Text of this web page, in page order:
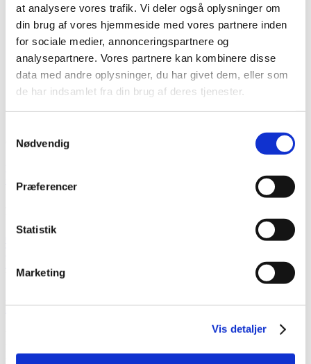
at analysere vores trafik. Vi deler også oplysninger om
din brug af vores hjemmeside med vores partnere inden
for sociale medier, annonceringspartnere og
analysepartnere. Vores partnere kan kombinere disse
data med andre oplysninger, du har givet dem, eller som
de har indsamlet fra din brug af deres tjenester.
Nødvendig
Præferencer
Statistik
Marketing
Vis detaljer
Sumner – 2200 serie
Sumner – 2400 serie
Sumner – 2615 serie
Reservedele
Service
Om os
Kontakt
Gl. Kongevej 1B
+45 24 63 80 06
jhline
Do Your Self Realizations Quickly Fade?
We’ve all heard how crucial it is to set intentions, goals and targets.